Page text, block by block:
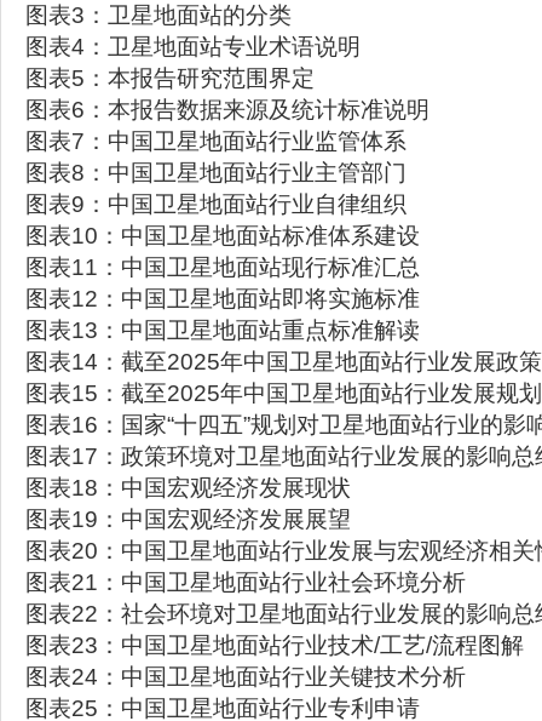
图表3：卫星地面站的分类
图表4：卫星地面站专业术语说明
图表5：本报告研究范围界定
图表6：本报告数据来源及统计标准说明
图表7：中国卫星地面站行业监管体系
图表8：中国卫星地面站行业主管部门
图表9：中国卫星地面站行业自律组织
图表10：中国卫星地面站标准体系建设
图表11：中国卫星地面站现行标准汇总
图表12：中国卫星地面站即将实施标准
图表13：中国卫星地面站重点标准解读
图表14：截至2025年中国卫星地面站行业发展政
图表15：截至2025年中国卫星地面站行业发展规
图表16：国家“十四五”规划对卫星地面站行业的影
图表17：政策环境对卫星地面站行业发展的影响总
图表18：中国宏观经济发展现状
图表19：中国宏观经济发展展望
图表20：中国卫星地面站行业发展与宏观经济相关
图表21：中国卫星地面站行业社会环境分析
图表22：社会环境对卫星地面站行业发展的影响总
图表23：中国卫星地面站行业技术/工艺/流程图解
图表24：中国卫星地面站行业关键技术分析
图表25：中国卫星地面站行业专利申请